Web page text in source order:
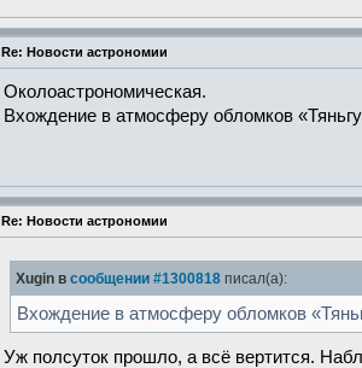
Re: Новости астрономии
Околоастрономическая.
Вхождение в атмосферу обломков
Re: Новости астрономии
Xugin в сообщении #1300818 писал(а):
Вхождение в атмосферу обломков
Уж полсуток прошло, а всё вертится.